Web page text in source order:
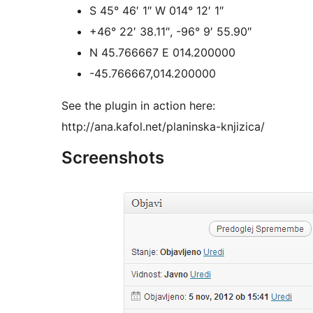
S 45° 46′ 1″ W 014° 12′ 1″
+46° 22′ 38.11″, -96° 9′ 55.90″
N 45.766667 E 014.200000
-45.766667,014.200000
See the plugin in action here:
http://ana.kafol.net/planinska-knjizica/
Screenshots